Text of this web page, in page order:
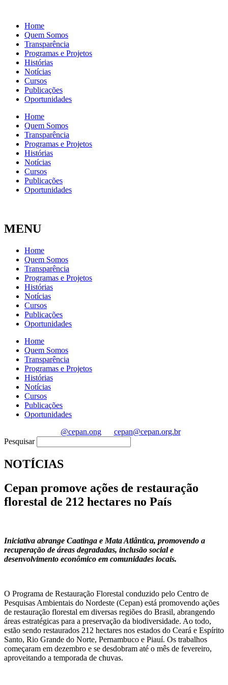
Home
Quem Somos
Transparência
Programas e Projetos
Histórias
Notícias
Cursos
Publicações
Oportunidades
Home
Quem Somos
Transparência
Programas e Projetos
Histórias
Notícias
Cursos
Publicações
Oportunidades
MENU
Home
Quem Somos
Transparência
Programas e Projetos
Histórias
Notícias
Cursos
Publicações
Oportunidades
Home
Quem Somos
Transparência
Programas e Projetos
Histórias
Notícias
Cursos
Publicações
Oportunidades
@cepan.ong
cepan@cepan.org.br
Pesquisar
NOTÍCIAS
Cepan promove ações de restauração
florestal de 212 hectares no País
Iniciativa abrange Caatinga e Mata Atlântica, promovendo a
recuperação de áreas degradadas, inclusão social e
desenvolvimento econômico em comunidades locais.
O Programa de Restauração Florestal conduzido pelo Centro de
Pesquisas Ambientais do Nordeste (Cepan) está promovendo ações
de restauração florestal em diversas regiões do Brasil, abrangendo
áreas estratégicas para a preservação da biodiversidade. Ao todo,
estão sendo restaurados 212 hectares nos estados do Ceará e Espírito
Santo, Rio Grande do Norte, Pernambuco e Piauí. Os trabalhos
começaram em dezembro e se desdobram até o mês de fevereiro,
aproveitando a temporada de chuvas.